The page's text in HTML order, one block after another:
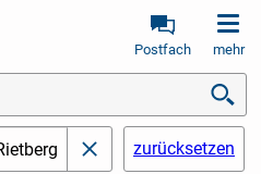
Postfach mehr
schließenzurücksetzen